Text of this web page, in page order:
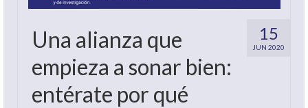
15
JUN 2020
Una alianza que
empieza a sonar bien:
entérate por qué